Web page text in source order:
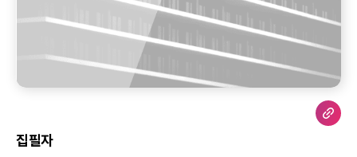
집필자